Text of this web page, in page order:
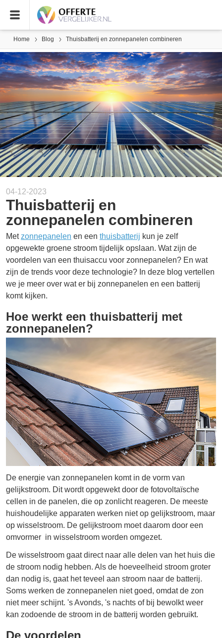
Home Blog Thuisbatterij en zonnepanelen combineren
04-12-2023
Thuisbatterij en
zonnepanelen combineren
Met zonnepanelen en een thuisbatterij kun je zelf
opgewekte groene stroom tijdelijk opslaan. Wat zijn de
voordelen van een thuisaccu voor zonnepanelen? En wat
zijn de trends voor deze technologie? In deze blog vertellen
we je meer over wat er bij zonnepanelen en een batterij
komt kijken.
Hoe werkt een thuisbatterij met
zonnepanelen?
De energie van zonnepanelen komt in de vorm van
gelijkstroom. Dit wordt opgewekt door de fotovoltaïsche
cellen in de panelen, die op zonlicht reageren. De meeste
huishoudelijke apparaten werken niet op gelijkstroom, maar
op wisselstroom. De gelijkstroom moet daarom door een
omvormer in wisselstroom worden omgezet.
De wisselstroom gaat direct naar alle delen van het huis die
de stroom nodig hebben. Als de hoeveelheid stroom groter
dan nodig is, gaat het teveel aan stroom naar de batterij.
Soms werken de zonnepanelen niet goed, omdat de zon
niet meer schijnt. 's Avonds, 's nachts of bij bewolkt weer
kan zodoende de stroom in de batterij worden gebruikt.